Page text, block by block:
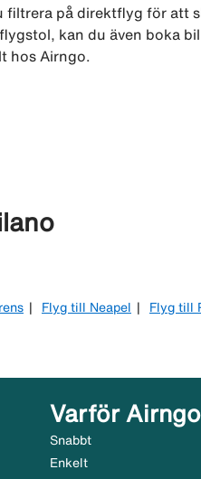
filtrera på direktflyg för att
kan du även boka
hos Airngo.
Flyg till Neapel Flyg till
Varför Airngo
Snabbt
Enkelt